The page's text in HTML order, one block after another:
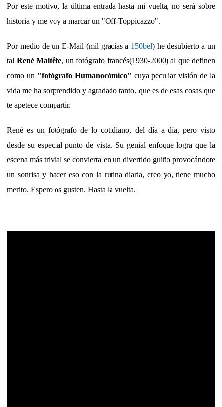
Por este motivo, la última entrada hasta mi vuelta, no será sobre
historia y me voy a marcar un "Off-Toppicazzo".
Por medio de un E-Mail (mil gracias a 150bel) he desubierto a un
tal René Maltête, un fotógrafo francés(1930-2000) al que definen
como un "fotógrafo Humanocómico" cuya peculiar visión de la
vida me ha sorprendido y agradado tanto, que es de esas cosas que
te apetece compartir.
René es un fotógrafo de lo cotidiano, del día a día, pero visto
desde su especial punto de vista. Su genial enfoque logra que la
escena más trivial se convierta en un divertido guiño provocándote
un sonrisa y hacer eso con la rutina diaria, creo yo, tiene mucho
merito. Espero os gusten. Hasta la vuelta.